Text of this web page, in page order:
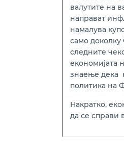
валутите на
направат
намалува
само доколку
следните
економијата
знаење дека
политика на
Накратко,
да се справи